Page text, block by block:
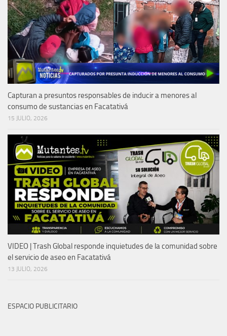
Capturan a presuntos responsables de inducir a menores al
consumo de sustancias en Facatativá
15 JULIO, 2026
VIDEO | Trash Global responde inquietudes de la comunidad sobre
el servicio de aseo en Facatativá
13 JULIO, 2026
ESPACIO PUBLICITARIO